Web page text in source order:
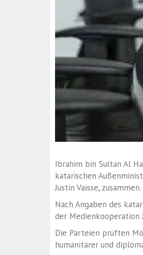
Ibrahim bin Sultan Al
katarischen
Justin Vaisse, zusammen.
Nach Angaben des
der Medienkooperation
Die Parteien prüften
humanitärer und